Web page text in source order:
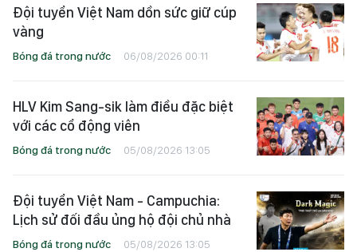
Đội tuyển Việt Nam dồn sức giữ cúp
vàng
Bóng đá trong nước 06/08/2026 00:11
HLV Kim Sang-sik làm điều đặc biệt
với các cổ động viên
Bóng đá trong nước 05/08/2026 13:05
Đội tuyển Việt Nam - Campuchia:
Lịch sử đối đầu ủng hộ đội chủ nhà
Bóng đá trong nước 05/08/2026 13:05